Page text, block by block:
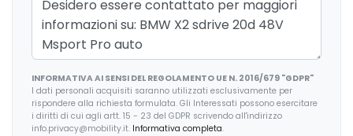
Portaoggetti aggiuntivi
Presa 12V aggiuntiva
Protezione motore
Radio DAB
INFORMATIVA AI SENSI DEL REGOLAMENTO UE N. 2016/679 "GDPR"
I dati personali acquisiti saranno utilizzati esclusivamente per
rispondere alla richiesta formulata. Gli Interessati possono esercitare
i diritti di cui agli artt. 15 - 23 del GDPR scrivendo all'indirizzo
info.privacy@mobility.it. Informativa completa.